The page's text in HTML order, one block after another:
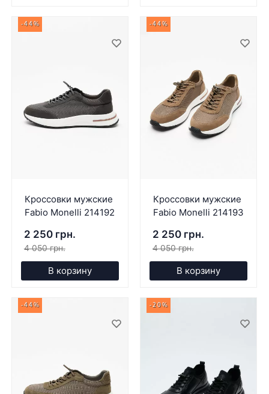
-44%
Кроссовки мужские
Fabio Monelli 214192
2 250 грн.
4 050 грн.
В корзину
-44%
Кроссовки мужские
Fabio Monelli 214193
2 250 грн.
4 050 грн.
В корзину
-44% -20%